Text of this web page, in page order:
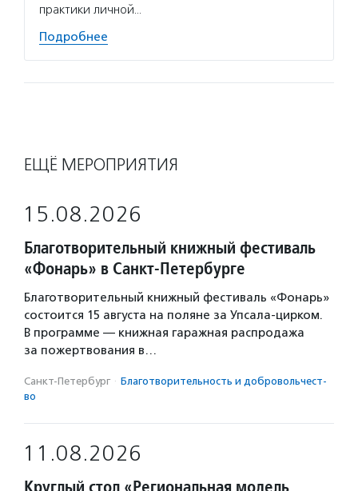
практики личной…
Подробнее
ЕЩЁ МЕРОПРИЯТИЯ
15.08.2026
Благотворительный книжный фестиваль
«Фонарь» в Санкт-Петербурге
Благотворительный книжный фестиваль «Фонарь»
состоится 15 августа на поляне за Упсала-цирком.
В программе — книжная гаражная распродажа
за пожертвования в…
Санкт-Петербург · Благотвори­тель­ность и доброволь­чест­
во
11.08.2026
Круглый стол «Региональная модель